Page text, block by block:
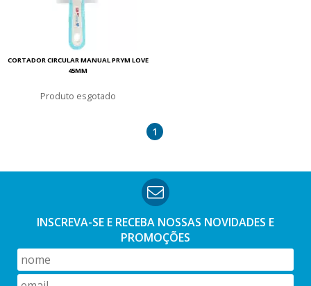
CORTADOR CIRCULAR MANUAL PRYM LOVE
45MM
esgotado
1
INSCREVA-SE E RECEBA NOSSAS NOVIDADES E
PROMOÇÕES